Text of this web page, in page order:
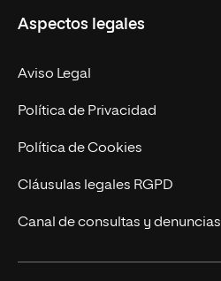
Doctorados
Experto Universitario
Postgrados
Cursos Universitarios
Facultades
Nuestro Equipo
Trabaja en UNIR
Actualidad
UNIR Revista
Eventos
Aspectos legales
Aviso Legal
Política de Privacidad
Política de Cookies
Cláusulas legales RGPD
Canal de consultas y denuncias